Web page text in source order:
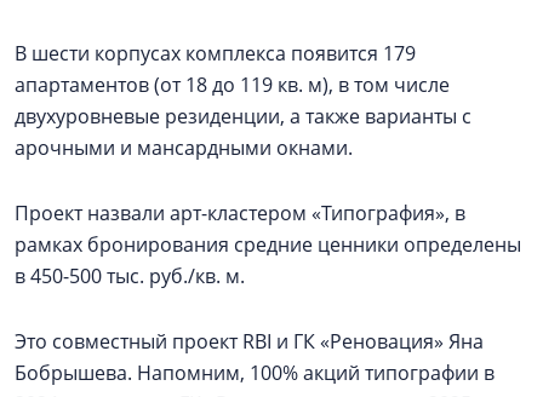
В шести корпусах комплекса появится 179
апартаментов (от 18 до 119 кв. м), в том числе
двухуровневые резиденции, а также варианты с
арочными и мансардными окнами.
Проект назвали арт-кластером «Типография», в
рамках бронирования средние ценники определены
в 450-500 тыс. руб./кв. м.
Это совместный проект RBI и ГК «Реновация» Яна
Бобрышева. Напомним, 100% акций типографии в